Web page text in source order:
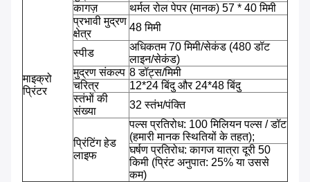
माइक्रो
प्रिंटर
कागज़
थर्मल रोल पेपर (मानक) 57 * 40 मिमी
प्रभावी मुद्रण
क्षेत्र
48 मिमी
स्पीड
अधिकतम 70 मिमी/सेकंड (480 डॉट
लाइन/सेकंड)
मुद्रण संकल्प 8 डॉट्स/मिमी
चरित्र
12*24 बिंदु और 24*48 बिंदु
स्तंभों की
संख्या
32 स्तंभ/पंक्ति
प्रिंटिंग हेड
लाइफ
पल्स प्रतिरोध: 100 मिलियन पल्स / डॉट
(हमारी मानक स्थितियों के तहत);
घर्षण प्रतिरोध: कागज यात्रा दूरी 50
किमी (प्रिंट अनुपात: 25% या उससे
कम)